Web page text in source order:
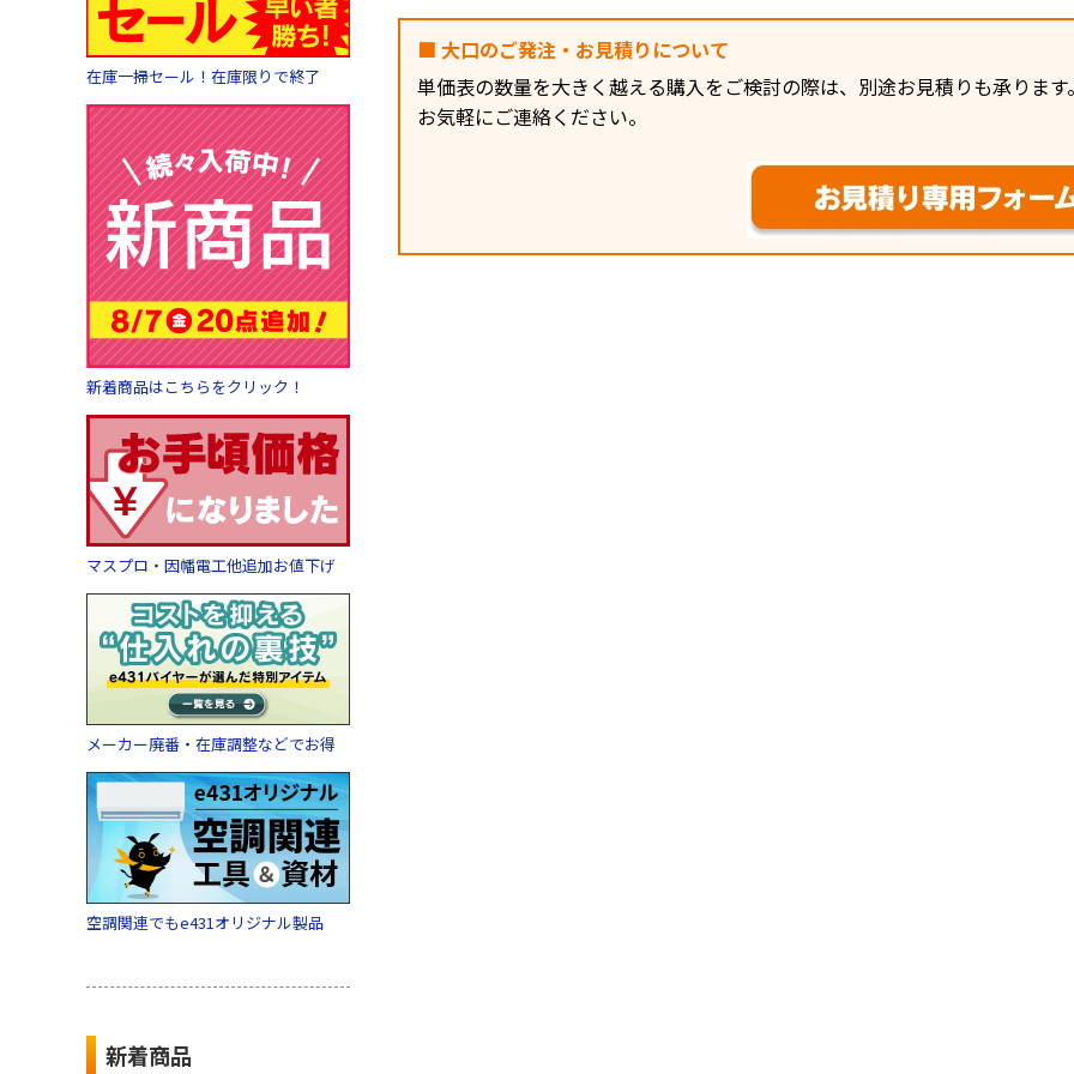
在庫一掃セール！在庫限りで終了
新着商品はこちらをクリック！
マスプロ・因幡電工他追加お値下げ
メーカー廃番・在庫調整などでお得
空調関連でもe431オリジナル製品
新着商品
■ 大口のご発注・お見積りについて
単価表の数量を大きく越える購入をご検討の際は、別途お見積りも承ります
お気軽にご連絡ください。